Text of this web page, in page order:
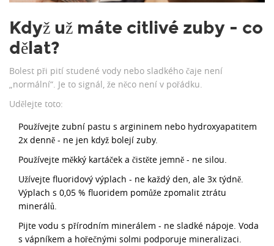
Když už máte citlivé zuby - co
dělat?
Bolest při pití studené vody nebo sladkého čaje není
„normální“. Je to signál, že něco není v pořádku.
Udělejte toto:
Používejte zubní pastu s argininem nebo hydroxyapatitem
2x denně - ne jen když bolejí zuby.
Používejte měkký kartáček a čistěte jemně - ne silou.
Užívejte fluoridový výplach - ne každý den, ale 3x týdně.
Výplach s 0,05 % fluoridem pomůže zpomalit ztrátu
minerálů.
Pijte vodu s přírodním minerálem - ne sladké nápoje. Voda
s vápníkem a hořečnými solmi podporuje mineralizaci.